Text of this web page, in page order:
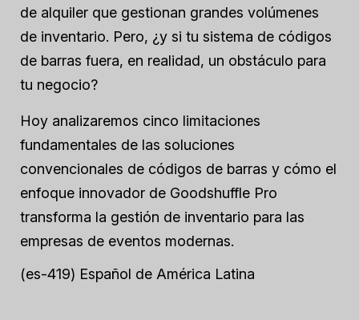
de alquiler que gestionan grandes volúmenes
de inventario. Pero, ¿y si tu sistema de códigos
de barras fuera, en realidad, un obstáculo para
tu negocio?
Hoy analizaremos cinco limitaciones
fundamentales de las soluciones
convencionales de códigos de barras y cómo el
enfoque innovador de Goodshuffle Pro
transforma la gestión de inventario para las
empresas de eventos modernas.
(es-419) Español de América Latina